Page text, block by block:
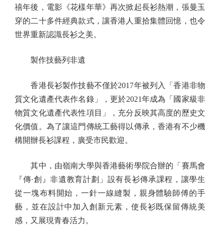
禧年後，電影《花樣年華》再次掀起長衫熱潮，張曼玉
穿的二十多件經典款式，讓香港人重拾集體回憶，也令
世界重新認識長衫之美。
製作技藝列非遺
香港長衫製作技藝不僅於2017年被列入「香港非物
質文化遺產代表作名錄」，更於2021年成為「國家級非
物質文化遺產代表性項目」，充分反映其高度的歷史文
化價值。為了讓這門傳統工藝得以傳承，香港有不少機
構開辦長衫課程，廣受市民歡迎。
其中，由嶺南大學與香港藝術學院合辦的「賽馬會
『傳·創』非遺教育計劃」設有長衫傳承課程，讓學生
從一塊布料開始，一針一線縫製，親身體驗師傅的手
藝，並在設計中加入創新元素，使長衫既保留傳統美
感，又展現青春活力。